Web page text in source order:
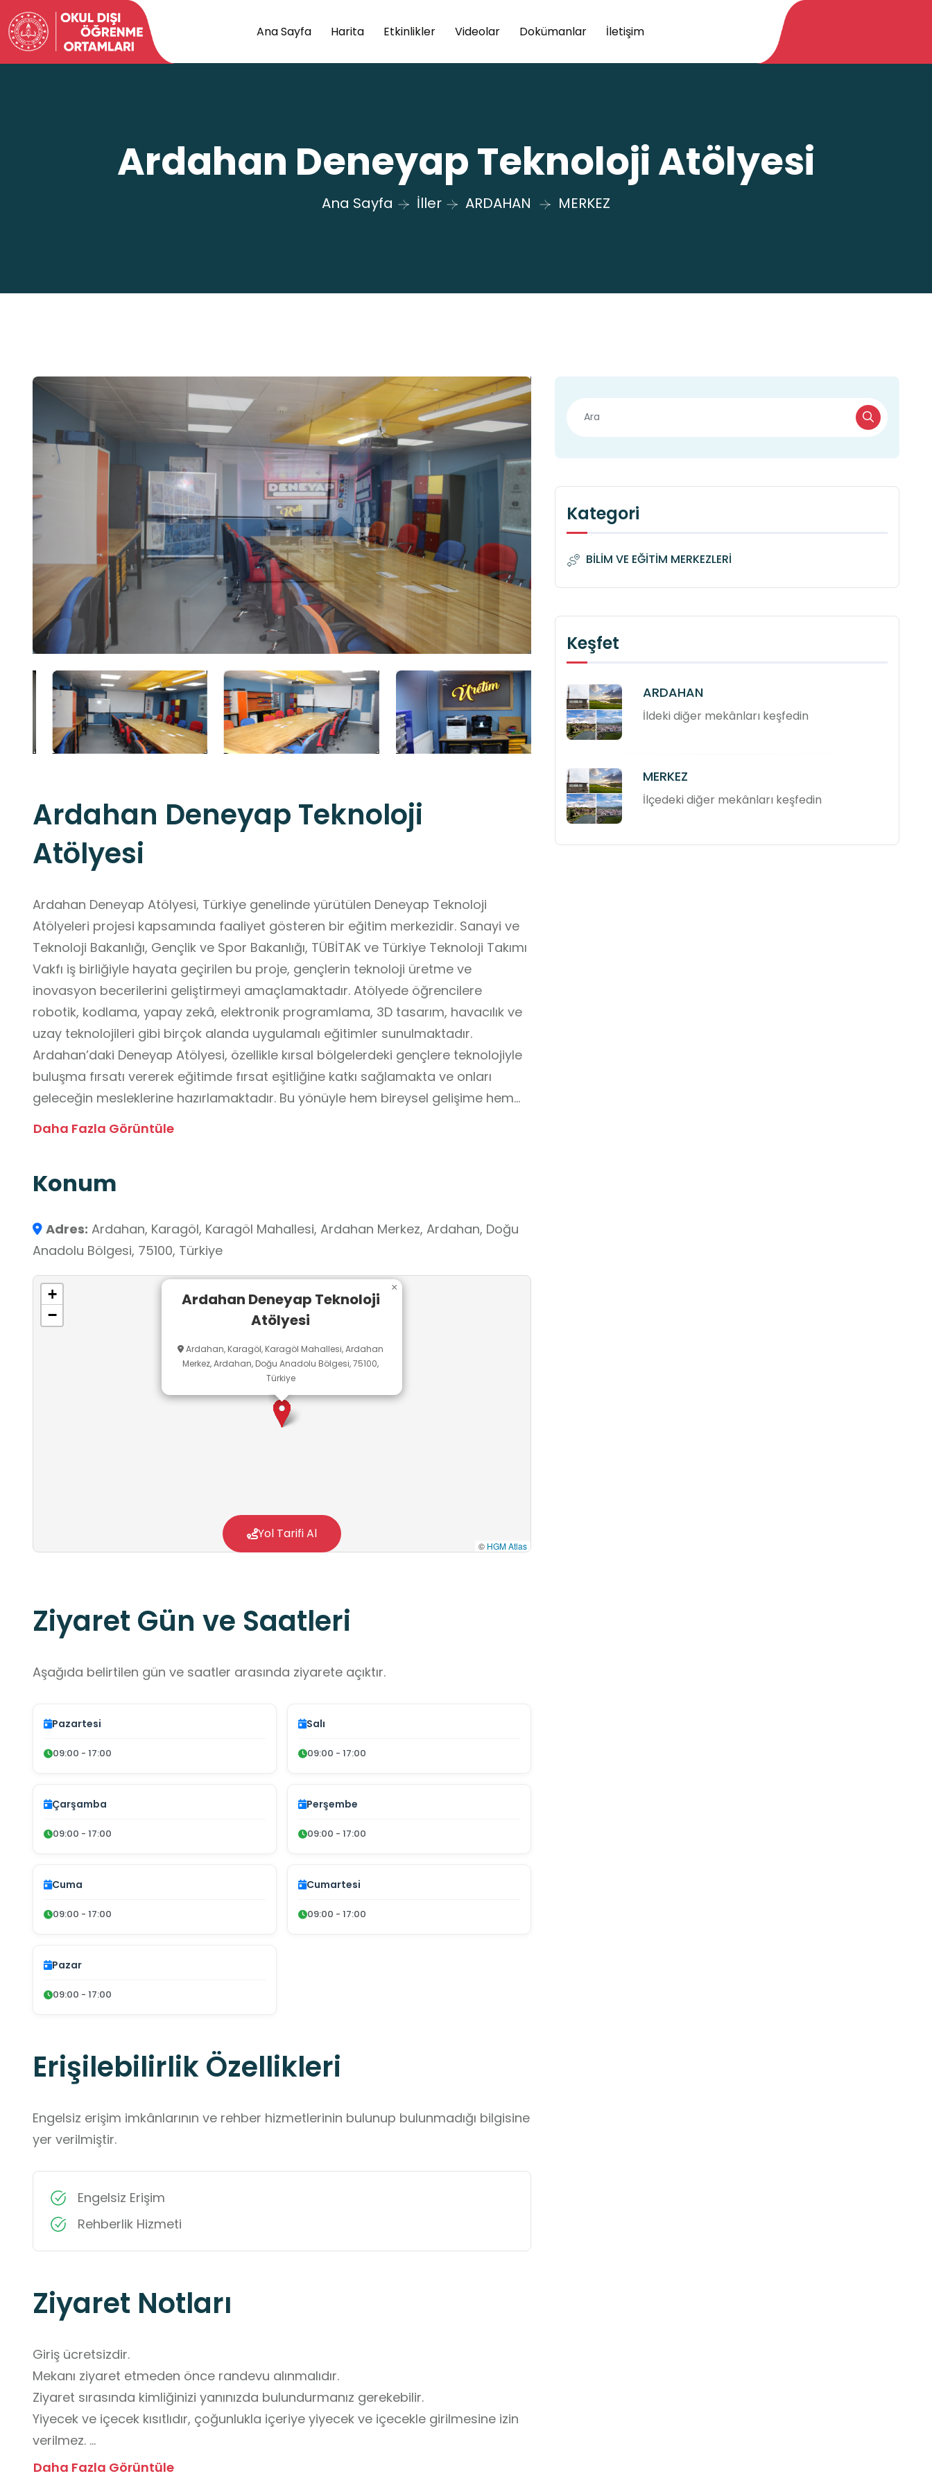
Ana Sayfa Harita Etkinlikler Videolar Dokümanlar İletişim
Ardahan Deneyap Teknoloji Atölyesi
Ana Sayfa İller ARDAHAN MERKEZ
Ardahan Deneyap Teknoloji
Atölyesi
Ardahan Deneyap Atölyesi, Türkiye genelinde yürütülen Deneyap Teknoloji
Atölyeleri projesi kapsamında faaliyet gösteren bir eğitim merkezidir. Sanayi ve
Teknoloji Bakanlığı, Gençlik ve Spor Bakanlığı, TÜBİTAK ve Türkiye Teknoloji Takımı
Vakfı iş birliğiyle hayata geçirilen bu proje, gençlerin teknoloji üretme ve
inovasyon becerilerini geliştirmeyi amaçlamaktadır. Atölyede öğrencilere
robotik, kodlama, yapay zekâ, elektronik programlama, 3D tasarım, havacılık ve
uzay teknolojileri gibi birçok alanda uygulamalı eğitimler sunulmaktadır.
Ardahan’daki Deneyap Atölyesi, özellikle kırsal bölgelerdeki gençlere teknolojiyle
buluşma fırsatı vererek eğitimde fırsat eşitliğine katkı sağlamakta ve onları
geleceğin mesleklerine hazırlamaktadır. Bu yönüyle hem bireysel gelişime hem
Daha Fazla Görüntüle
Konum
Adres: Ardahan, Karagöl, Karagöl Mahallesi, Ardahan Merkez, Ardahan, Doğu
Anadolu Bölgesi, 75100, Türkiye
Ardahan Deneyap Teknoloji
Atölyesi
Ardahan, Karagöl, Karagöl Mahallesi, Ardahan
Merkez, Ardahan, Doğu Anadolu Bölgesi, 75100,
Türkiye
×
+
−
© HGM Atlas
Yol Tarifi Al
Ziyaret Gün ve Saatleri
Aşağıda belirtilen gün ve saatler arasında ziyarete açıktır.
Pazartesi
09:00 - 17:00
Salı
09:00 - 17:00
Çarşamba
09:00 - 17:00
Perşembe
09:00 - 17:00
Cuma
09:00 - 17:00
Cumartesi
09:00 - 17:00
Pazar
09:00 - 17:00
Erişilebilirlik Özellikleri
Engelsiz erişim imkânlarının ve rehber hizmetlerinin bulunup bulunmadığı bilgisine
yer verilmiştir.
Engelsiz Erişim
Rehberlik Hizmeti
Ziyaret Notları
Giriş ücretsizdir.
Mekanı ziyaret etmeden önce randevu alınmalıdır.
Ziyaret sırasında kimliğinizi yanınızda bulundurmanız gerekebilir.
Yiyecek ve içecek kısıtlıdır, çoğunlukla içeriye yiyecek ve içecekle girilmesine izin
verilmez.
Kurallara, güvenlik önlemlerine ve görevlilerin uyarılarına uyulmalıdır.
Daha Fazla Görüntüle
Kategori
BİLİM VE EĞİTİM MERKEZLERİ
Keşfet
ARDAHAN
İldeki diğer mekânları keşfedin
MERKEZ
İlçedeki diğer mekânları keşfedin